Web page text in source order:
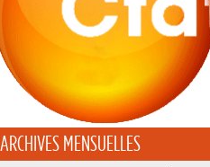
ARCHIVES MENSUELLES